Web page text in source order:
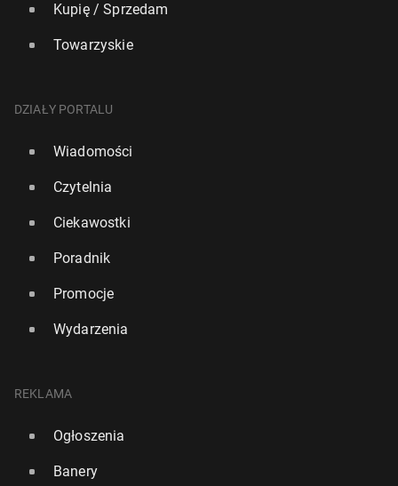
Kupię / Sprzedam
Towarzyskie
DZIAŁY PORTALU
Wiadomości
Czytelnia
Ciekawostki
Poradnik
Promocje
Wydarzenia
REKLAMA
Ogłoszenia
Banery